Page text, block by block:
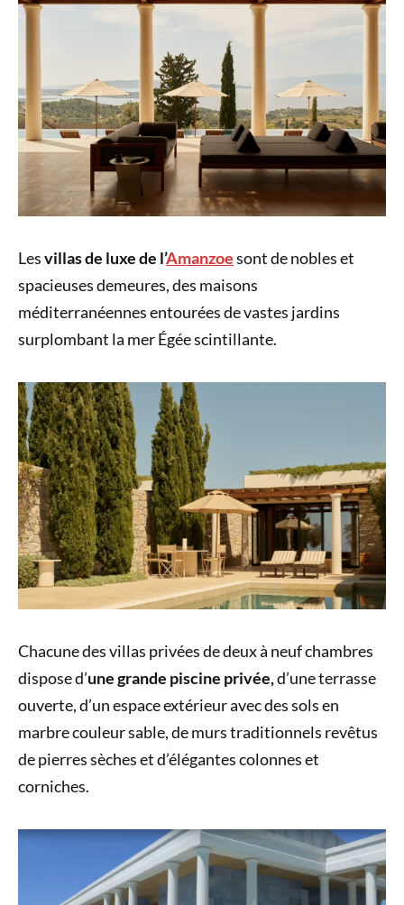
Lesvillas de luxe de l’Amanzoesont de nobles et
spacieuses demeures, des maisons
méditerranéennes entourées de vastes jardins
surplombant la mer Égée scintillante.
Chacune des villas privées de deux à neuf chambres
dispose d’une grande piscine privée,d’une terrasse
ouverte, d’un espace extérieur avec des sols en
marbre couleur sable, de murs traditionnels revêtus
de pierres sèches et d’élégantes colonnes et
corniches.